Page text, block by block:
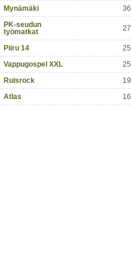
Mynämäki 36
PK-seudun
työmatkat
27
Piiru 14
25
Vappugospel XXL
25
Ruisrock
19
Atlas 16